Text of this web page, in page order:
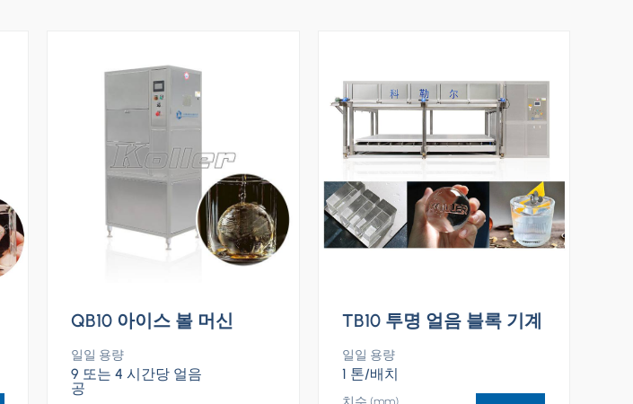
QB10 아이스 볼 머신
일일 용량
9 또는 4 시간당 얼음
공
TB10 투명 얼음 블록 기계
일일 용량
1 톤/배치